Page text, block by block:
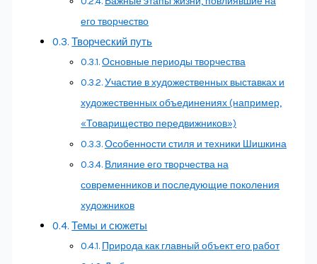
его творчество
Творческий путь
Основные периоды творчества
Участие в художественных выставках и
художественных объединениях (например,
«Товарищество передвижников»)
Особенности стиля и техники Шишкина
Влияние его творчества на
современников и последующие поколения
художников
Темы и сюжеты
Природа как главный объект его работ